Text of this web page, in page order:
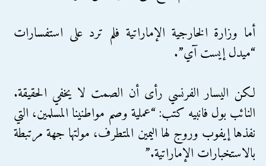
أما وزارة الخارجية الإماراتية فلم ترد على استفسارات
“ميدل إيست آي”.
لكن اليسار الفرنسي رأى أن الصمت لا يخفي الحقيقة.
النائب بول فانبيه كتب: “عملية وصم مواطنينا المسلمين، التي
نفذها إيفوب وروج لها اليمين المتطرف، مولتها جهة مرتبطة
بالاستخبارات الإماراتية.”